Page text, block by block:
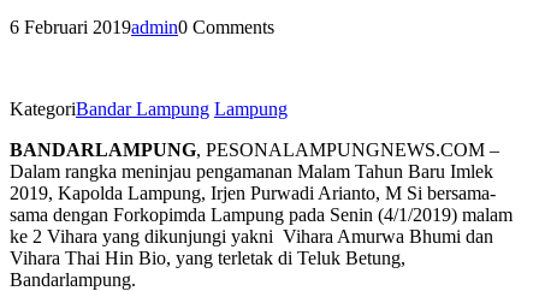
6 Februari 2019admin0 Comments
KategoriBandar Lampung Lampung
BANDARLAMPUNG, PESONALAMPUNGNEWS.COM –
Dalam rangka meninjau pengamanan Malam Tahun Baru Imlek
2019, Kapolda Lampung, Irjen Purwadi Arianto, M Si bersama-
sama dengan Forkopimda Lampung pada Senin (4/1/2019) malam
ke 2 Vihara yang dikunjungi yakni Vihara Amurwa Bhumi dan
Vihara Thai Hin Bio, yang terletak di Teluk Betung,
Bandarlampung.